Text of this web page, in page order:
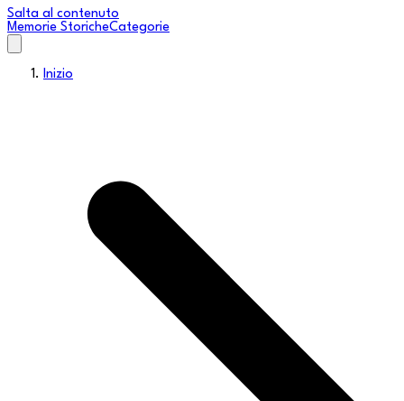
Salta al contenuto
Memorie StoricheCategorie
Inizio